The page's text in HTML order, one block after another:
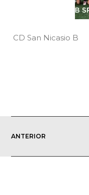
CD San
ANTERIOR